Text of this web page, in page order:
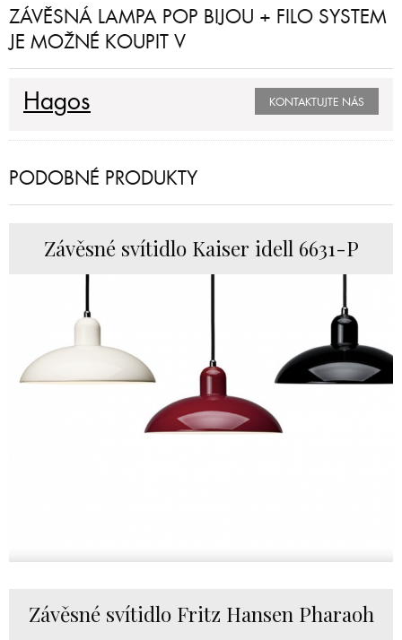
ZÁVĚSNÁ LAMPA POP BIJOU + FILO SYSTEM
JE MOŽNÉ KOUPIT V
Hagos KONTAKTUJTE NÁS
PODOBNÉ PRODUKTY
Závěsné svítidlo Kaiser idell 6631-P
Závěsné svítidlo Fritz Hansen Pharaoh